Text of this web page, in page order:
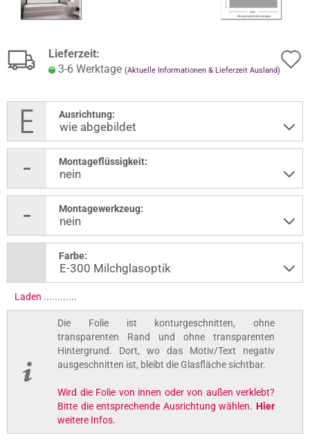
Lieferzeit:
3-6 Werktage (Aktuelle Informationen & Lieferzeit Ausland)
Ausrichtung:
Montageflüssigkeit:
Montagewerkzeug:
Farbe:
Laden .............
Die Folie ist konturgeschnitten, ohne
transparenten Rand und ohne transparenten
Hintergrund. Dort, wo das Motiv/Text negativ
ausgeschnitten ist, bleibt die Glasfläche sichtbar.
Wird die Folie von innen oder von außen verklebt?
Bitte die entsprechende Ausrichtung wählen. Hier
weitere Infos.